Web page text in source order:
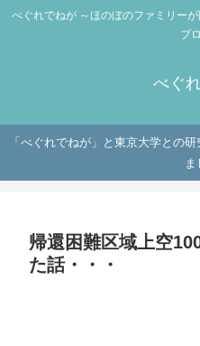
べぐれでねが ～ほのぼのファミリー
ブ
べぐ
「べぐれでねが」と東京大学との
ま
帰還困難区域上空
た話・・・